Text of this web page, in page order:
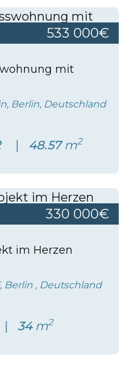
533 000€
mit
Berlin, Deutschland
48.57m2
330 000€
im Herzen
Berlin , Deutschland
34m2